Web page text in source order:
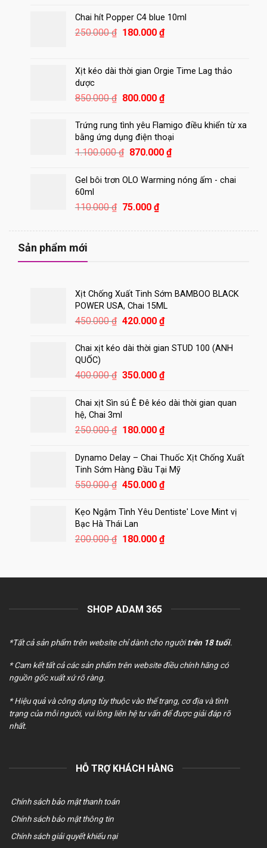
250.000 ₫.là:
150.000 ₫.
Chai hít Popper C4 blue 10ml
250.000₫ Giá
250.000 ₫.
180.000 ₫Giá
là:
Xịt kéo dài thời gian Orgie Time Lag thảo
dược
850.000₫ Giá
là:
850.000 ₫.
800.000 ₫Giá
tại
là:
800.000 ₫.
Trứng rung tình yêu Flamigo điều khiển từ xa
bằng ứng dụng điện thoại
1.100.000₫ Giá
là:
870.000 ₫Giá
tại
Gel bôi trơn OLO Warming nóng ấm - chai
60ml
110.000₫ Giá
là:
75.000 ₫Giá
tại
Sản phẩm mới
Xịt Chống Xuất Tinh Sớm BAMBOO BLACK
POWER USA, Chai 15ML
450.000₫ Giá
là:
420.000 ₫Giá
tại
420.000 ₫.
Chai xịt kéo dài thời gian STUD 100 (ANH
QUỐC)
400.000₫ Giá
là:
400.000 ₫.
350.000 ₫Giá
tại
350.000 ₫.
Chai xịt Sìn sú Ê Đê kéo dài thời gian quan
hệ, Chai 3ml
250.000₫ Giá
là:
250.000 ₫.
180.000 ₫Giá
tại
là:
180.000 ₫.
Dynamo Delay – Chai Thuốc Xịt Chống Xuất
Tinh Sớm Hàng Đầu Tại Mỹ
550.000₫ Giá
là:
550.000 ₫.
450.000 ₫Giá
tại
450.000 ₫.
Kẹo Ngậm Tình Yêu Dentiste' Love Mint vị
Bạc Hà Thái Lan
200.000₫ Giá
200.000 ₫.
180.000 ₫Giá
là:
SHOP ADAM 365
*Tất cả sản phẩm trên website chỉ dành cho ngườitrên 18 tuổi.
* Cam kết tất cả các sản phẩm trên website điều chính hãng có
nguồn gốc xuất xứ rõ ràng.
* Hiệu quả và công dụng tùy thuộc vào thể trạng, cơ địa và tình
trạng của mỗi người, vui lòng liên hệ tư vấn để được giải đáp rõ
nhất.
HỖ TRỢ KHÁCH HÀNG
Chính sách bảo mật thanh toán
Chính sách bảo mật thông tin
Chính sách giải quyết khiếu nại